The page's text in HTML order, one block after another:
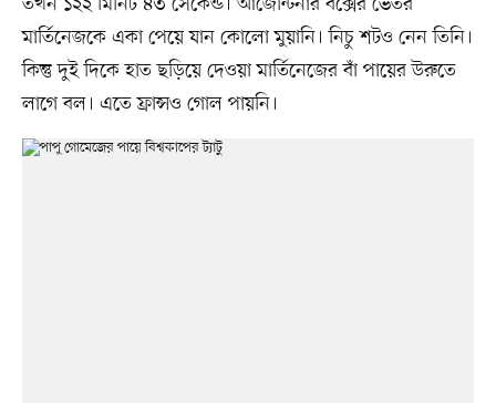
মার্তিনেজকে একা পেয়ে যান কোলো মুয়ানি। নিচু শটও নেন তিনি।
কিন্তু দুই দিকে হাত ছড়িয়ে দেওয়া মার্তিনেজের বাঁ পায়ের উরুতে
লাগে বল। এতে ফ্রান্সও গোল পায়নি।